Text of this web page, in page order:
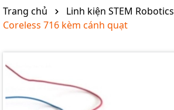
Trang chủ Linh kiện STEM Robotics
Coreless 716 kèm cánh quạt